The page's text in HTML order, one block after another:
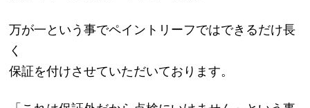
万が一という事でペイントリーフではできるだけ長
く
保証を付けさせていただいております。